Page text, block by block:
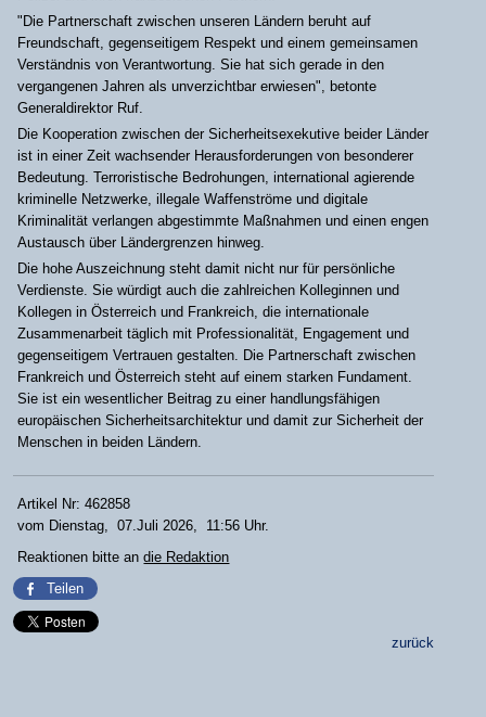
"Die Partnerschaft zwischen unseren Ländern beruht auf
Freundschaft, gegenseitigem Respekt und einem gemeinsamen
Verständnis von Verantwortung. Sie hat sich gerade in den
vergangenen Jahren als unverzichtbar erwiesen", betonte
Generaldirektor Ruf.
Die Kooperation zwischen der Sicherheitsexekutive beider Länder
ist in einer Zeit wachsender Herausforderungen von besonderer
Bedeutung. Terroristische Bedrohungen, international agierende
kriminelle Netzwerke, illegale Waffenströme und digitale
Kriminalität verlangen abgestimmte Maßnahmen und einen engen
Austausch über Ländergrenzen hinweg.
Die hohe Auszeichnung steht damit nicht nur für persönliche
Verdienste. Sie würdigt auch die zahlreichen Kolleginnen und
Kollegen in Österreich und Frankreich, die internationale
Zusammenarbeit täglich mit Professionalität, Engagement und
gegenseitigem Vertrauen gestalten. Die Partnerschaft zwischen
Frankreich und Österreich steht auf einem starken Fundament.
Sie ist ein wesentlicher Beitrag zu einer handlungsfähigen
europäischen Sicherheitsarchitektur und damit zur Sicherheit der
Menschen in beiden Ländern.
Artikel Nr: 462858
vom Dienstag, 07.Juli 2026, 11:56 Uhr.
Reaktionen bitte andie Redaktion
Teilen
zurück